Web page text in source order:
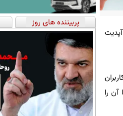
آن را
پربیننده های روز